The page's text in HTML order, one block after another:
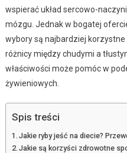
wspierać układ sercowo-
mózgu. Jednak w bogatej
wybory są najbardziej
różnicy między chudymi a
właściwości może pomóc w
żywieniowych.
Spis treści
Jakie ryby jeść na diecie?
Jakie są korzyści zdrowotne